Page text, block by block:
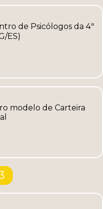
de Psicólogos da 4ª
(MG/ES)
modelo de Carteira